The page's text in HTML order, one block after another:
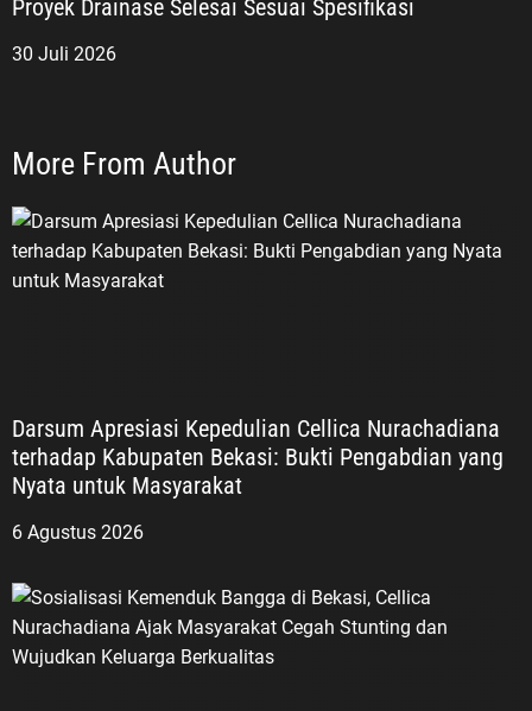
Proyek Drainase Selesai Sesuai Spesifikasi
30 Juli 2026
More From Author
Darsum Apresiasi Kepedulian Cellica Nurachadiana
terhadap Kabupaten Bekasi: Bukti Pengabdian yang
Nyata untuk Masyarakat
6 Agustus 2026